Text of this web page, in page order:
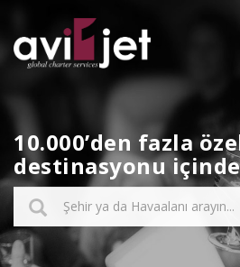
10.000’den fazla
destinasyonu